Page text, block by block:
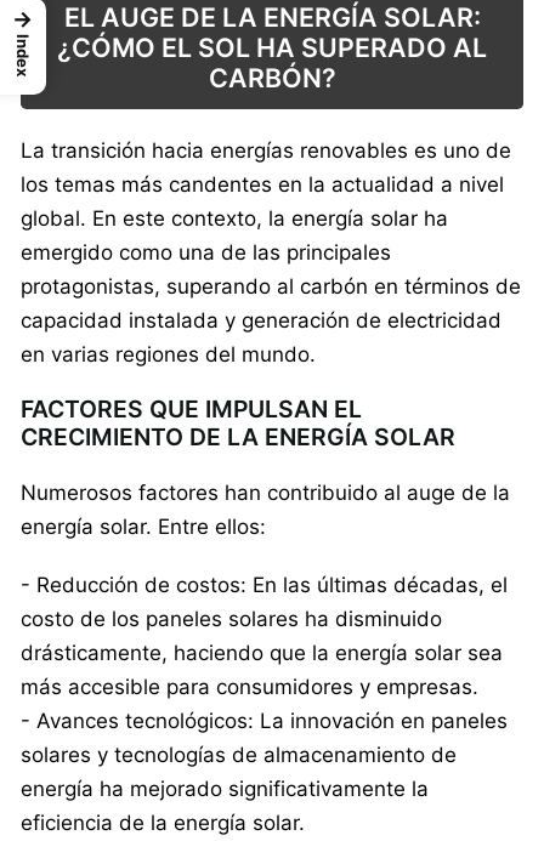
EL AUGE DE LA ENERGÍA SOLAR:
¿CÓMO EL SOL HA SUPERADO AL
CARBÓN?
La transición hacia energías renovables es uno de
los temas más candentes en la actualidad a nivel
global. En este contexto, la energía solar ha
emergido como una de las principales
protagonistas, superando al carbón en términos de
capacidad instalada y generación de electricidad
en varias regiones del mundo.
FACTORES QUE IMPULSAN EL
CRECIMIENTO DE LA ENERGÍA SOLAR
Numerosos factores han contribuido al auge de la
energía solar. Entre ellos:
- Reducción de costos: En las últimas décadas, el
costo de los paneles solares ha disminuido
drásticamente, haciendo que la energía solar sea
más accesible para consumidores y empresas.
- Avances tecnológicos: La innovación en paneles
solares y tecnologías de almacenamiento de
energía ha mejorado significativamente la
eficiencia de la energía solar.
→
Index